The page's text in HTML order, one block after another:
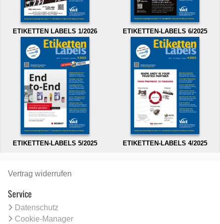
ETIKETTEN LABELS 1/2026 ETIKETTEN-LABELS 6/2025
ETIKETTEN-LABELS 5/2025 ETIKETTEN-LABELS 4/2025
Vertrag widerrufen
Service
Datenschutz
Cookie-Manager